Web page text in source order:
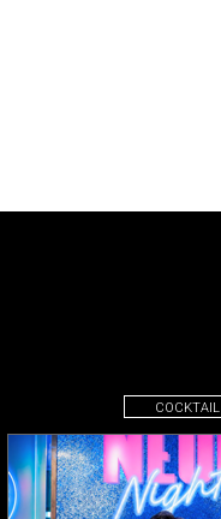
COCKTAIL